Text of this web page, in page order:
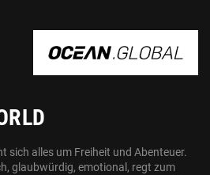
sich alles um Freiheit und Abenteuer.
glaubwürdig, emotional, regt zum